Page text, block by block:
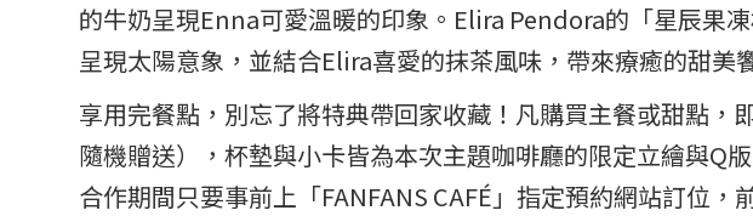
的牛奶呈現Enna可愛溫暖的印象。Elira Pendora的「星辰果
呈現太陽意象，並結合Elira喜愛的抹茶風味，帶來療癒的甜美
享用完餐點，別忘了將特典帶回家收藏！凡購買主餐或甜點
隨機贈送），杯墊與小卡皆為本次主題咖啡廳的限定立繪與Q
合作期間只要事前上「FANFANS CAFÉ」指定預約網站訂位